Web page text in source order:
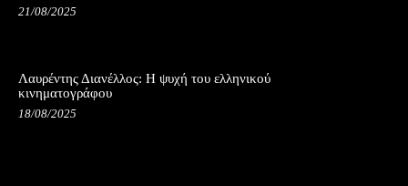
21/08/2025
Λαυρέντης Διανέλλος: Η ψυχή του ελληνικού
κινηματογράφου
18/08/2025